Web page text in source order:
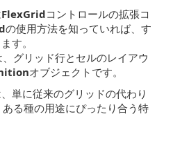
FlexGridコントロールの拡張コ
の使用方法を知っていれば、す
す。
グリッド行とセルのレイアウ
オブジェクトです。
単に従来のグリッドの代わり
る種の用途にぴったり合う特